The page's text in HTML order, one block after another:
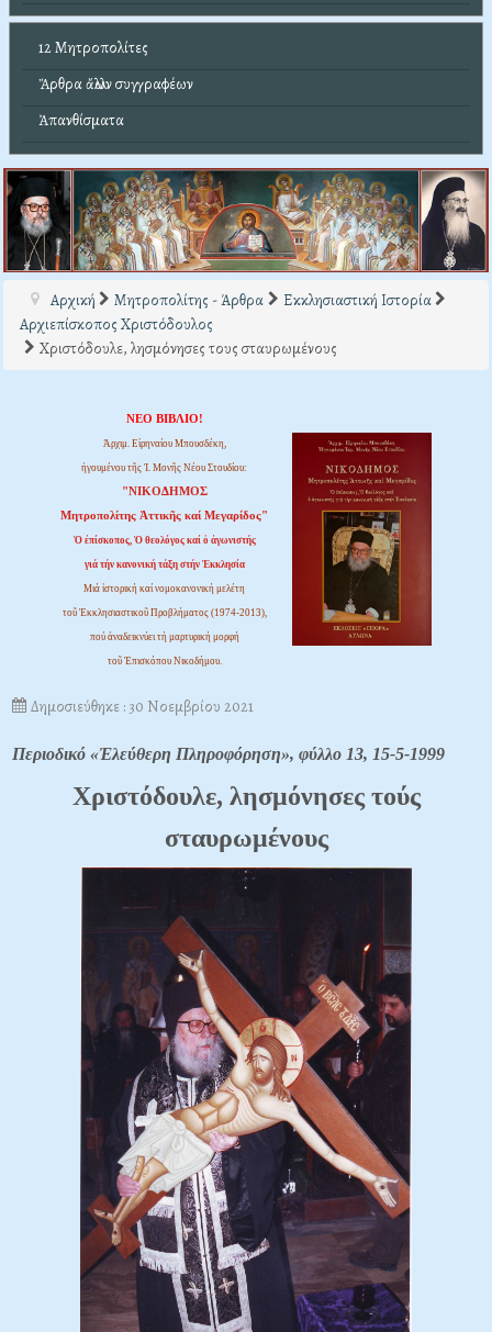
12 Μητροπολίτες
Ἄρθρα ἄλλων συγγραφέων
Ἀπανθίσματα
Αρχική Μητροπολίτης - Άρθρα
Εκκλησιαστική Ιστορία
Αρχιεπίσκοπος Χριστόδουλος
Χριστόδουλε, λησμόνησες τους σταυρωμένους
ΝΕΟ ΒΙΒΛΙΟ!
Ἀρχιμ. Εἰρηναίου Μπουσδέκη,
ἡγουμένου τῆς Ἱ. Μονῆς Νέου Στουδίου:
"ΝΙΚΟΔΗΜΟΣ
Μητροπολίτης Ἀττικῆς καί Μεγαρίδος"
Ὁ ἐπίσκοπος, Ὁ θεολόγος καί ὁ ἀγωνιστής
γιά τήν κανονική τάξη στήν Ἐκκλησία
Μιά ἱστορική καί νομοκανονική μελέτη
τοῦ Ἐκκλησιαστικοῦ Προβλήματος (1974-2013),
πού ἀναδεικνύει τή μαρτυρική μορφή
τοῦ Ἐπισκόπου Νικοδήμου.
Δημοσιεύθηκε : 30 Νοεμβρίου 2021
Περιοδικό «Ἐλεύθερη Πληροφόρηση», φύλλο 13, 15-5-1999
Xριστόδουλε, λησμόνησες τούς
σταυρωμένους